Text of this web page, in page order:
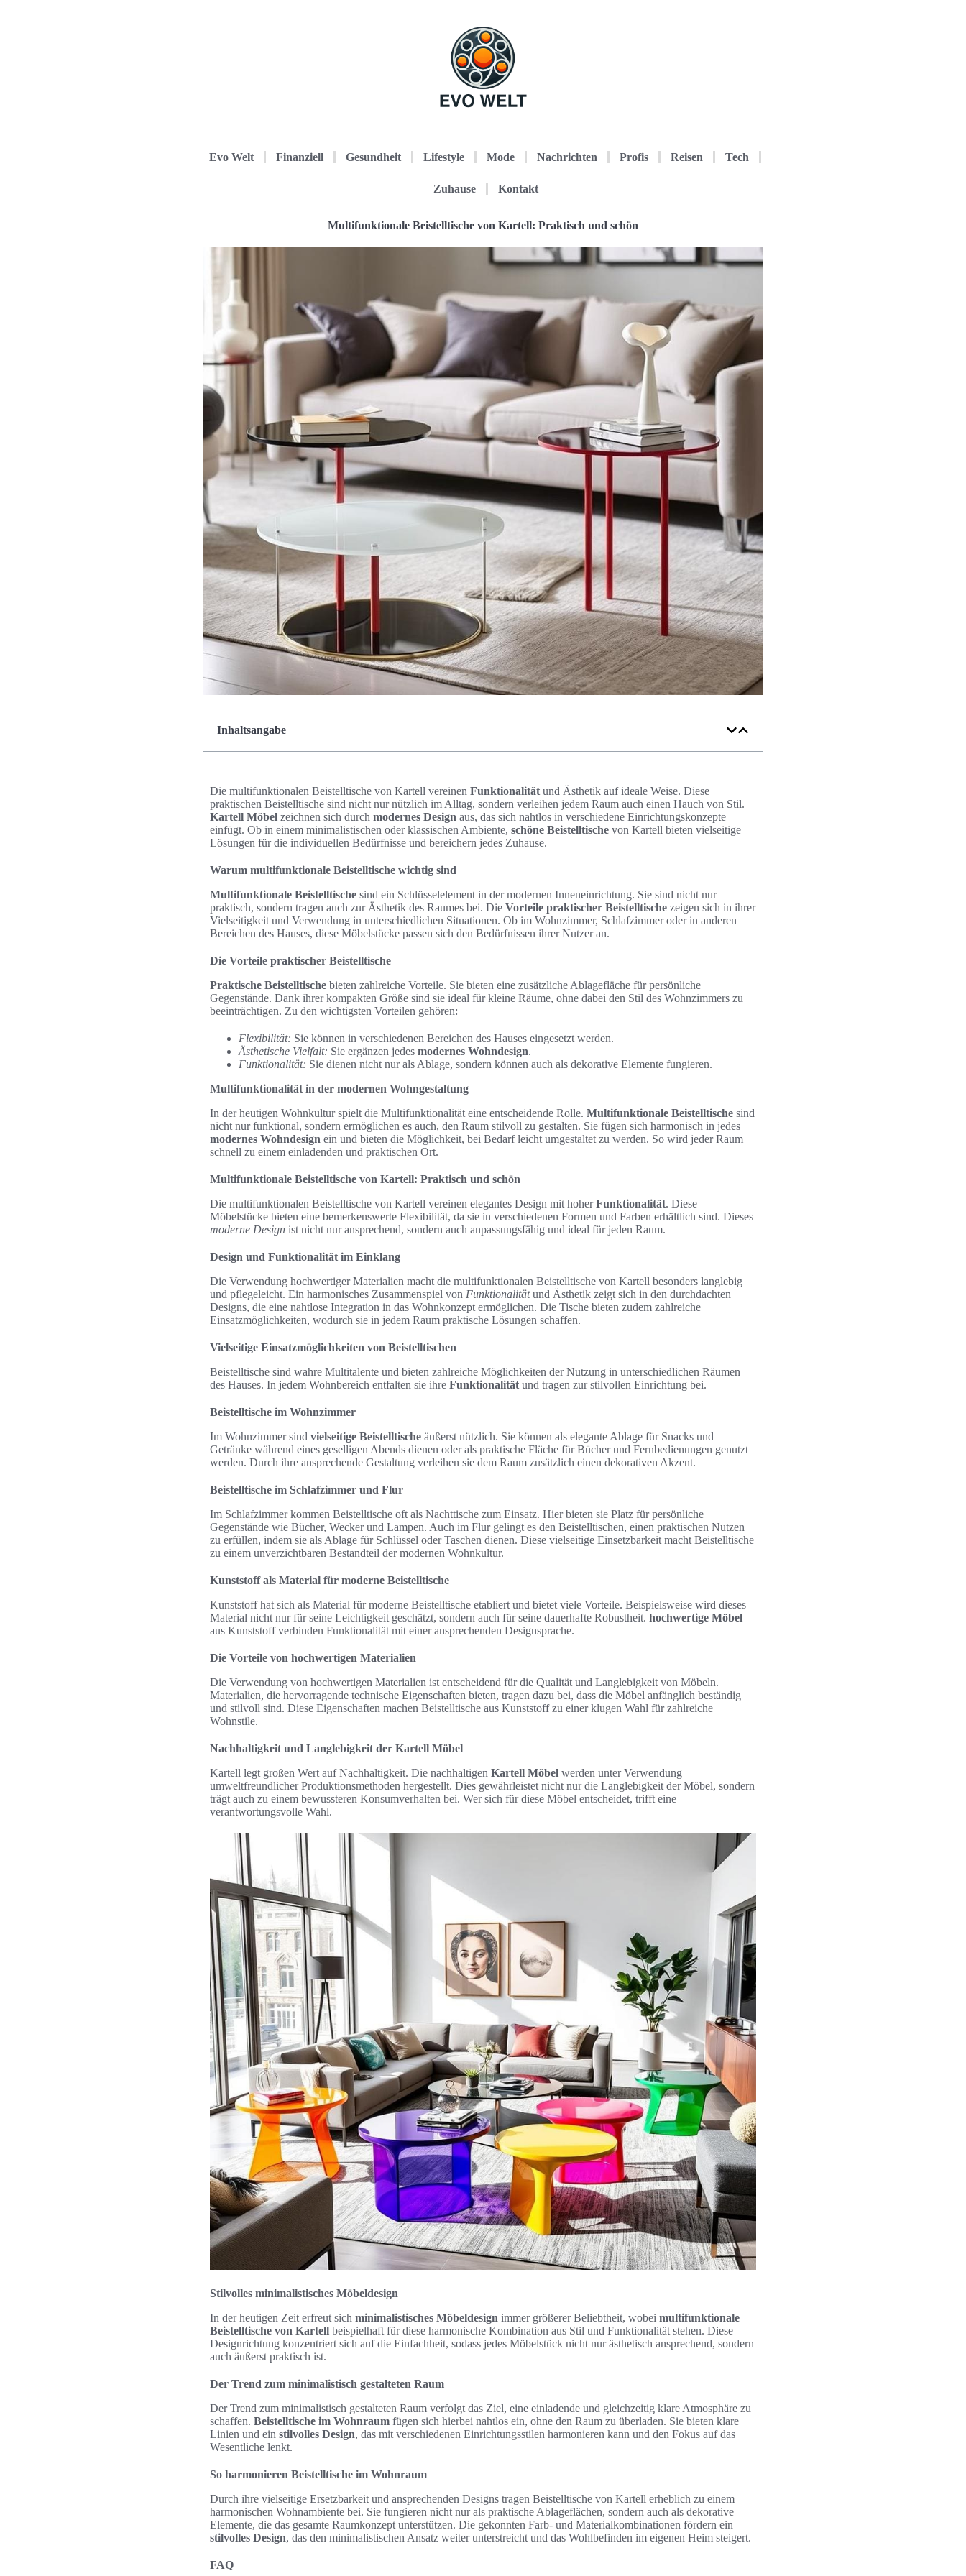
Evo Welt Finanziell Gesundheit Lifestyle Mode Nachrichten Profis Reisen Tech
Zuhause Kontakt
Multifunktionale Beistelltische von Kartell: Praktisch und schön
Inhaltsangabe
Die multifunktionalen Beistelltische von Kartell vereinen Funktionalität und Ästhetik auf ideale Weise. Diese
praktischen Beistelltische sind nicht nur nützlich im Alltag, sondern verleihen jedem Raum auch einen Hauch von Stil.
Kartell Möbel zeichnen sich durch modernes Design aus, das sich nahtlos in verschiedene Einrichtungskonzepte
einfügt. Ob in einem minimalistischen oder klassischen Ambiente, schöne Beistelltische von Kartell bieten vielseitige
Lösungen für die individuellen Bedürfnisse und bereichern jedes Zuhause.
Warum multifunktionale Beistelltische wichtig sind
Multifunktionale Beistelltische sind ein Schlüsselelement in der modernen Inneneinrichtung. Sie sind nicht nur
praktisch, sondern tragen auch zur Ästhetik des Raumes bei. Die Vorteile praktischer Beistelltische zeigen sich in ihrer
Vielseitigkeit und Verwendung in unterschiedlichen Situationen. Ob im Wohnzimmer, Schlafzimmer oder in anderen
Bereichen des Hauses, diese Möbelstücke passen sich den Bedürfnissen ihrer Nutzer an.
Die Vorteile praktischer Beistelltische
Praktische Beistelltische bieten zahlreiche Vorteile. Sie bieten eine zusätzliche Ablagefläche für persönliche
Gegenstände. Dank ihrer kompakten Größe sind sie ideal für kleine Räume, ohne dabei den Stil des Wohnzimmers zu
beeinträchtigen. Zu den wichtigsten Vorteilen gehören:
Flexibilität: Sie können in verschiedenen Bereichen des Hauses eingesetzt werden.
Ästhetische Vielfalt: Sie ergänzen jedes modernes Wohndesign.
Funktionalität: Sie dienen nicht nur als Ablage, sondern können auch als dekorative Elemente fungieren.
Multifunktionalität in der modernen Wohngestaltung
In der heutigen Wohnkultur spielt die Multifunktionalität eine entscheidende Rolle. Multifunktionale Beistelltische sind
nicht nur funktional, sondern ermöglichen es auch, den Raum stilvoll zu gestalten. Sie fügen sich harmonisch in jedes
modernes Wohndesign ein und bieten die Möglichkeit, bei Bedarf leicht umgestaltet zu werden. So wird jeder Raum
schnell zu einem einladenden und praktischen Ort.
Multifunktionale Beistelltische von Kartell: Praktisch und schön
Die multifunktionalen Beistelltische von Kartell vereinen elegantes Design mit hoherFunktionalität. Diese
Möbelstücke bieten eine bemerkenswerte Flexibilität, da sie in verschiedenen Formen und Farben erhältlich sind. Dieses
moderne Design ist nicht nur ansprechend, sondern auch anpassungsfähig und ideal für jeden Raum.
Design und Funktionalität im Einklang
Die Verwendung hochwertiger Materialien macht die multifunktionalen Beistelltische von Kartell besonders langlebig
und pflegeleicht. Ein harmonisches Zusammenspiel von Funktionalitätund Ästhetik zeigt sich in den durchdachten
Designs, die eine nahtlose Integration in das Wohnkonzept ermöglichen. Die Tische bieten zudem zahlreiche
Einsatzmöglichkeiten, wodurch sie in jedem Raum praktische Lösungen schaffen.
Vielseitige Einsatzmöglichkeiten von Beistelltischen
Beistelltische sind wahre Multitalente und bieten zahlreiche Möglichkeiten der Nutzung in unterschiedlichen Räumen
des Hauses. In jedem Wohnbereich entfalten sie ihre Funktionalität und tragen zur stilvollen Einrichtung bei.
Beistelltische im Wohnzimmer
Im Wohnzimmer sind vielseitige Beistelltische äußerst nützlich. Sie können als elegante Ablage für Snacks und
Getränke während eines geselligen Abends dienen oder als praktische Fläche für Bücher und Fernbedienungen genutzt
werden. Durch ihre ansprechende Gestaltung verleihen sie dem Raum zusätzlich einen dekorativen Akzent.
Beistelltische im Schlafzimmer und Flur
Im Schlafzimmer kommen Beistelltische oft als Nachttische zum Einsatz. Hier bieten sie Platz für persönliche
Gegenstände wie Bücher, Wecker und Lampen. Auch im Flur gelingt es den Beistelltischen, einen praktischen Nutzen
zu erfüllen, indem sie als Ablage für Schlüssel oder Taschen dienen. Diese vielseitige Einsetzbarkeit macht Beistelltische
zu einem unverzichtbaren Bestandteil der modernen Wohnkultur.
Kunststoff als Material für moderne Beistelltische
Kunststoff hat sich als Material für moderne Beistelltische etabliert und bietet viele Vorteile. Beispielsweise wird dieses
Material nicht nur für seine Leichtigkeit geschätzt, sondern auch für seine dauerhafte Robustheit. hochwertige Möbel
aus Kunststoff verbinden Funktionalität mit einer ansprechenden Designsprache.
Die Vorteile von hochwertigen Materialien
Die Verwendung von hochwertigen Materialien ist entscheidend für die Qualität und Langlebigkeit von Möbeln.
Materialien, die hervorragende technische Eigenschaften bieten, tragen dazu bei, dass die Möbel anfänglich beständig
und stilvoll sind. Diese Eigenschaften machen Beistelltische aus Kunststoff zu einer klugen Wahl für zahlreiche
Wohnstile.
Nachhaltigkeit und Langlebigkeit der Kartell Möbel
Kartell legt großen Wert auf Nachhaltigkeit. Die nachhaltigen Kartell Möbel werden unter Verwendung
umweltfreundlicher Produktionsmethoden hergestellt. Dies gewährleistet nicht nur die Langlebigkeit der Möbel, sondern
trägt auch zu einem bewussteren Konsumverhalten bei. Wer sich für diese Möbel entscheidet, trifft eine
verantwortungsvolle Wahl.
Stilvolles minimalistisches Möbeldesign
In der heutigen Zeit erfreut sich minimalistisches Möbeldesign immer größerer Beliebtheit, wobei multifunktionale
Beistelltische von Kartell beispielhaft für diese harmonische Kombination aus Stil und Funktionalität stehen. Diese
Designrichtung konzentriert sich auf die Einfachheit, sodass jedes Möbelstück nicht nur ästhetisch ansprechend, sondern
auch äußerst praktisch ist.
Der Trend zum minimalistisch gestalteten Raum
Der Trend zum minimalistisch gestalteten Raum verfolgt das Ziel, eine einladende und gleichzeitig klare Atmosphäre zu
schaffen. Beistelltische im Wohnraum fügen sich hierbei nahtlos ein, ohne den Raum zu überladen. Sie bieten klare
Linien und ein stilvolles Design, das mit verschiedenen Einrichtungsstilen harmonieren kann und den Fokus auf das
Wesentliche lenkt.
So harmonieren Beistelltische im Wohnraum
Durch ihre vielseitige Ersetzbarkeit und ansprechenden Designs tragen Beistelltische von Kartell erheblich zu einem
harmonischen Wohnambiente bei. Sie fungieren nicht nur als praktische Ablageflächen, sondern auch als dekorative
Elemente, die das gesamte Raumkonzept unterstützen. Die gekonnten Farb- und Materialkombinationen fördern ein
stilvolles Design, das den minimalistischen Ansatz weiter unterstreicht und das Wohlbefinden im eigenen Heim steigert.
FAQ